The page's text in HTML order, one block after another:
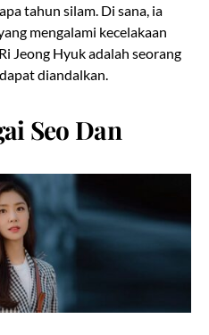
tahun silam. Di sana, ia
mengalami kecelakaan
Jeong Hyuk adalah seorang
diandalkan.
Seo Dan